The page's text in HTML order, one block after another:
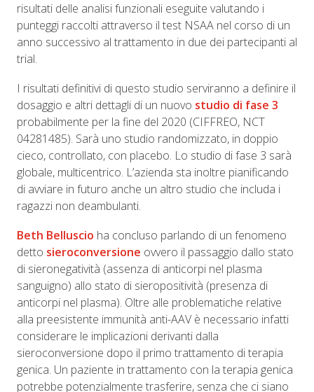
risultati delle analisi funzionali eseguite valutando i
punteggi raccolti attraverso il test NSAA nel corso di un
anno successivo al trattamento in due dei partecipanti al
trial.
I risultati definitivi di questo studio serviranno a definire il
dosaggio e altri dettagli di un nuovo studio di fase 3
probabilmente per la fine del 2020 (CIFFREO, NCT
04281485). Sarà uno studio randomizzato, in doppio
cieco, controllato, con placebo. Lo studio di fase 3 sarà
globale, multicentrico. L’azienda sta inoltre pianificando
di avviare in futuro anche un altro studio che includa i
ragazzi non deambulanti.
Beth Belluscio ha concluso parlando di un fenomeno
detto sieroconversione ovvero il passaggio dallo stato
di sieronegatività (assenza di anticorpi nel plasma
sanguigno) allo stato di sieropositività (presenza di
anticorpi nel plasma). Oltre alle problematiche relative
alla preesistente immunità anti-AAV è necessario infatti
considerare le implicazioni derivanti dalla
sieroconversione dopo il primo trattamento di terapia
genica. Un paziente in trattamento con la terapia genica
potrebbe potenzialmente trasferire, senza che ci siano